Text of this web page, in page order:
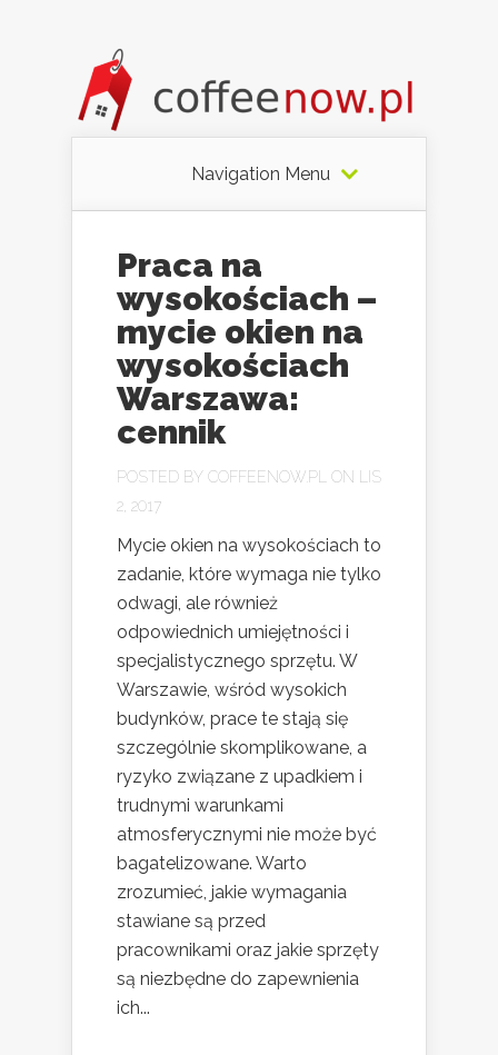
Navigation Menu
Praca na
wysokościach –
mycie okien na
wysokościach
Warszawa:
cennik
POSTED BY COFFEENOW.PL
ON LIS
2, 2017
Mycie okien na wysokościach to
zadanie, które wymaga nie tylko
odwagi, ale również
odpowiednich umiejętności i
specjalistycznego sprzętu. W
Warszawie, wśród wysokich
budynków, prace te stają się
szczególnie skomplikowane, a
ryzyko związane z upadkiem i
trudnymi warunkami
atmosferycznymi nie może być
bagatelizowane. Warto
zrozumieć, jakie wymagania
stawiane są przed
pracownikami oraz jakie sprzęty
są niezbędne do zapewnienia
ich...